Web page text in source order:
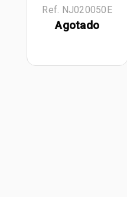
Ref. NJ020050E
Agotado